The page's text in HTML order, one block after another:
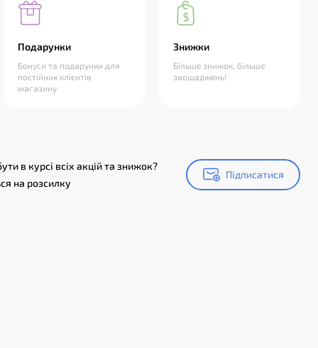
Подарунки
Бонуси та подарунки для
постійних клієнтів
магазину
Знижки
Більше знижок, більше
заощаджень!
в курсі всіх акцій та знижок?
на розсилку
Підписатися
Підписатися